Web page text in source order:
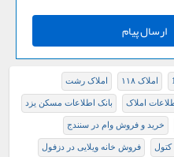
ارسال پیام
املاک ۱۱۸ املاک رشت
املاک بانک اطلاعات مسکن یزد
خرید و فروش وام در سنندج
کتول فروش خانه ویلایی در دزفول